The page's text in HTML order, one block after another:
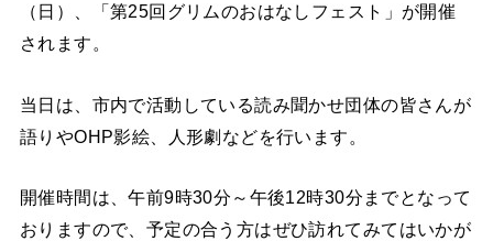
（日）、「第25回グリムのおはなしフェスト」が開催
されます。
当日は、市内で活動している読み聞かせ団体の皆さんが
語りやOHP影絵、人形劇などを行います。
開催時間は、午前9時30分～午後12時30分までとなって
おりますので、予定の合う方はぜひ訪れてみてはいかが